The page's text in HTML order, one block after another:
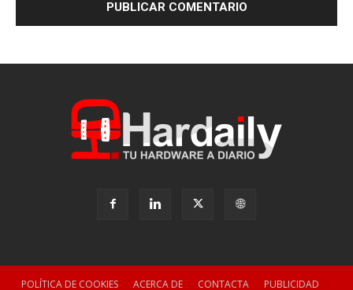
POLÍTICA DE COOKIES ACERCA DE CONTACTA PUBLICIDAD